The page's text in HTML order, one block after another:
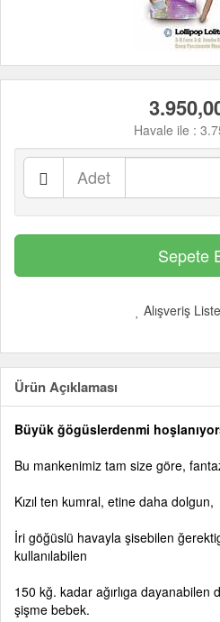
Havale ile :
Adet
Alışveriş
Ürün Açıklaması
Büyük ğögüslerdenmi
Bu mankenimiz tam size göre,
Kızıl ten kumral, etine daha dolgun,
İri göğüslü havayla şisebilen
kullanılabilen
150 kğ. kadar ağırlıga
şişme bebek.